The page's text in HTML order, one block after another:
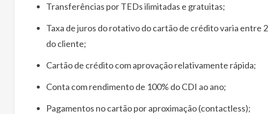
Transferências por TEDs ilimitadas e gratuitas;
Taxa de juros do rotativo do cartão de crédito varia entre
do cliente;
Cartão de crédito com aprovação relativamente rápida;
Conta com rendimento de 100% do CDI ao ano;
Pagamentos no cartão por aproximação (contactless);